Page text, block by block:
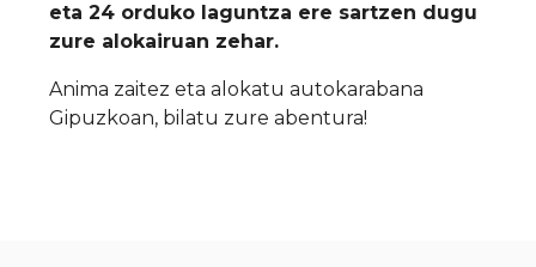
eta 24 orduko laguntza ere sartzen dugu
zure alokairuan zehar.
Anima zaitez eta alokatu autokarabana
Gipuzkoan, bilatu zure abentura!